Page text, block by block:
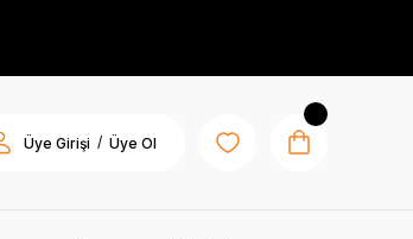
Üye Girişi / Üye Ol